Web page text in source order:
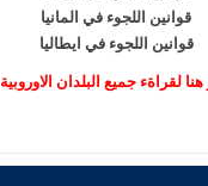
قوانين اللجوء في المانيا
قوانين اللجوء في ايطاليا
هنا لقراةء جميع البلدان الاوروبية